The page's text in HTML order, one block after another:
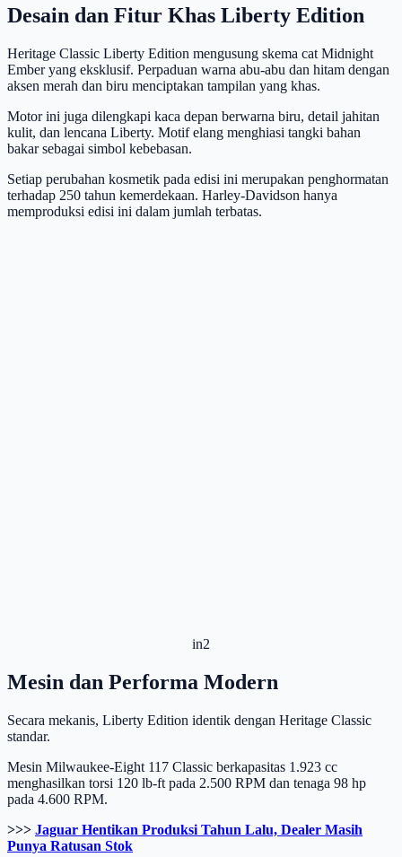
Desain dan Fitur Khas Liberty Edition
Heritage Classic Liberty Edition mengusung skema cat Midnight
Ember yang eksklusif. Perpaduan warna abu-abu dan hitam dengan
aksen merah dan biru menciptakan tampilan yang khas.
Motor ini juga dilengkapi kaca depan berwarna biru, detail jahitan
kulit, dan lencana Liberty. Motif elang menghiasi tangki bahan
bakar sebagai simbol kebebasan.
Setiap perubahan kosmetik pada edisi ini merupakan penghormatan
terhadap 250 tahun kemerdekaan. Harley-Davidson hanya
memproduksi edisi ini dalam jumlah terbatas.
in2
Mesin dan Performa Modern
Secara mekanis, Liberty Edition identik dengan Heritage Classic
standar.
Mesin Milwaukee-Eight 117 Classic berkapasitas 1.923 cc
menghasilkan torsi 120 lb-ft pada 2.500 RPM dan tenaga 98 hp
pada 4.600 RPM.
>>> Jaguar Hentikan Produksi Tahun Lalu, Dealer Masih
Punya Ratusan Stok